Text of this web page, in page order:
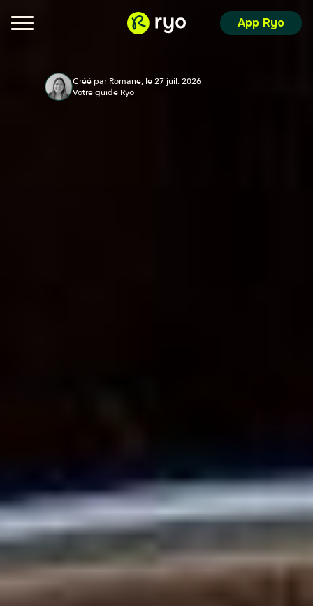
App Ryo
Créé par Romane, le 27 juil. 2026
Votre guide Ryo